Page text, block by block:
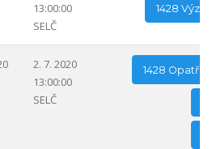
13:00:00
SELČ
1428
2. 7. 2020
13:00:00
SELČ
1428